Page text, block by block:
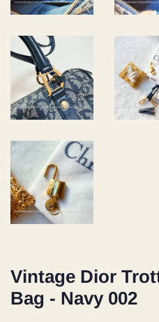
Vintage Dior
Bag - Navy 002